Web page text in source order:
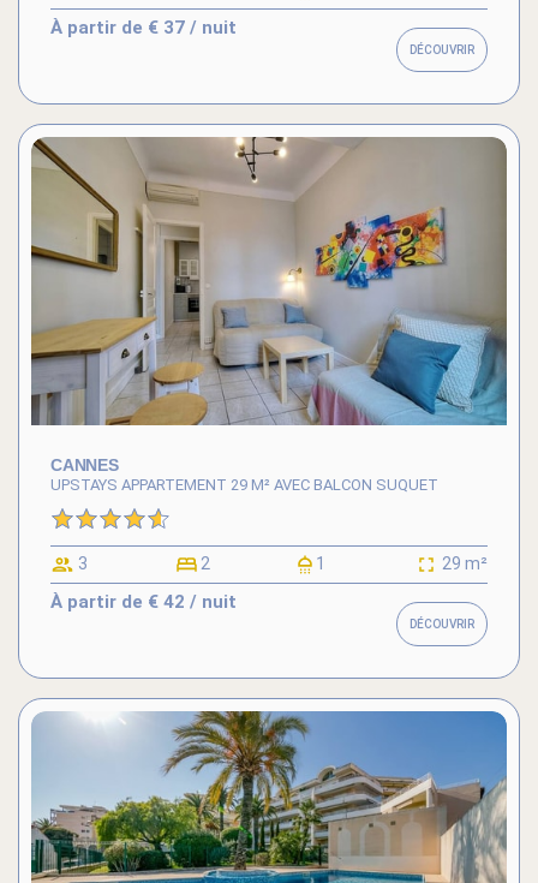
À partir de € 37 / nuit
DÉCOUVRIR
CANNES
UPSTAYS APPARTEMENT 29 M² AVEC BALCON SUQUET
3 2 1 29 m²
À partir de € 42 / nuit
DÉCOUVRIR